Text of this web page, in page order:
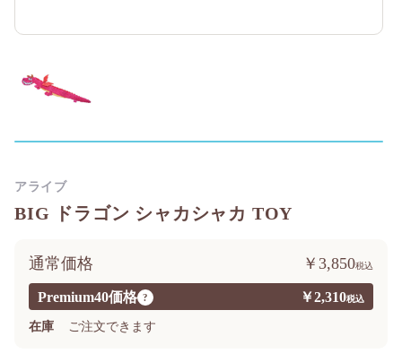
BIG ドラゴン シャカシャカ TOY
Premium40価格 ? ￥2,310
通常価格 ￥3,850
在庫 ご注文できます
アライブ